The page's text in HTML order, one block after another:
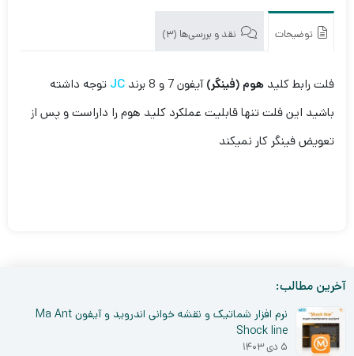
توضیحات نقد و بررسی‌ها (3)
فلت رابط کلید هوم (فینگر)آیفون 7 و 8 برند JC توجه داشته
باشید این فلت تنها قابلیت عملکرد کلید هوم را داراست و پس از
تعویض فینگر کار نمیکند
آخرین مطالب:
نرم افزار شماتیک و نقشه خوانی اندروید و آیفون Ma Ant
Shock line
۵ دی ۱۴۰۳